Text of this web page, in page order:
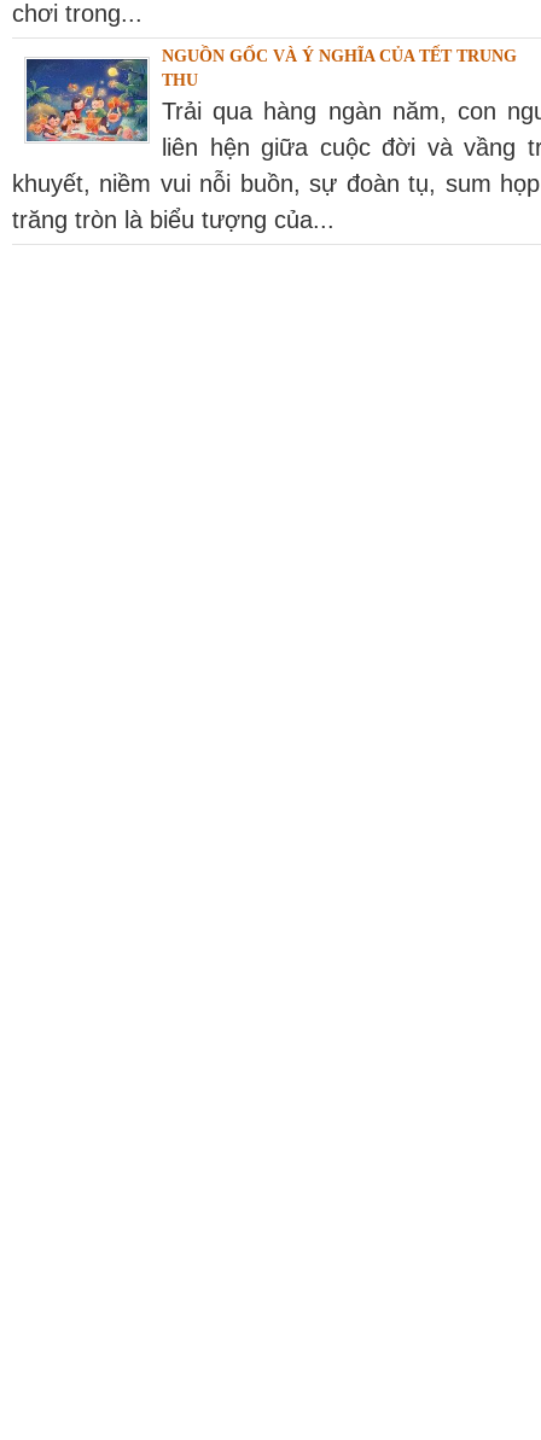
chơi trong...
NGUỒN GỐC VÀ Ý NGHĨA CỦA TẾT TRUNG
THU
Trải qua hàng ngàn năm, con
liên hện giữa cuộc đời và vầng
khuyết, niềm vui nỗi buồn, sự đoàn tụ, sum
trăng tròn là biểu tượng của...